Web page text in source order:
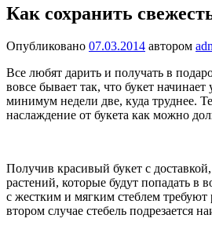
Как сохранить
Опубликовано 07.03.2014 автором
Все любят дарить и получать в
вовсе бывает так, что букет
минимум недели две, куда труднее.
наслаждение от букета как можно
Получив красивый букет с
растений, которые будут попадать
с жестким и мягким стеблем
втором случае стебель подрезается